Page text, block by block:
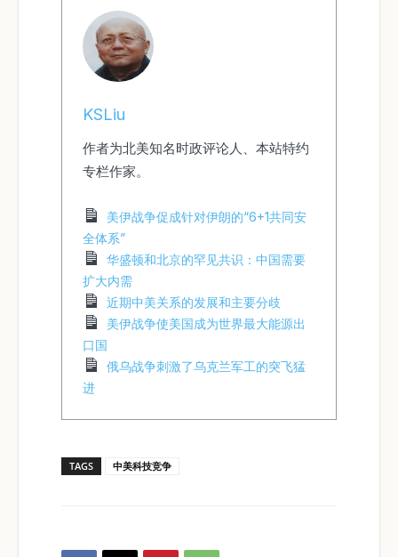
KSLiu
作者为北美知名时政评论人、本站特约
专栏作家。
美伊战争促成针对伊朗的“6+1共同安
全体系”
华盛顿和北京的罕见共识：中国需要
扩大内需
近期中美关系的发展和主要分歧
美伊战争使美国成为世界最大能源出
口国
俄乌战争刺激了乌克兰军工的突飞猛
进
TAGS 中美科技竞争